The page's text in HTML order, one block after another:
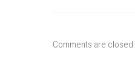
Comments are closed.